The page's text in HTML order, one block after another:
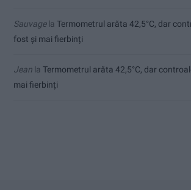
Sauvagela Termometrul arăta 42,5°C, dar
fost și mai fierbinți
Jean la Termometrul arăta 42,5°C, dar
mai fierbinți